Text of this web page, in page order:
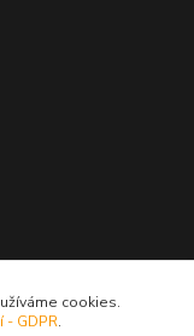
cookies.
- GDPR.